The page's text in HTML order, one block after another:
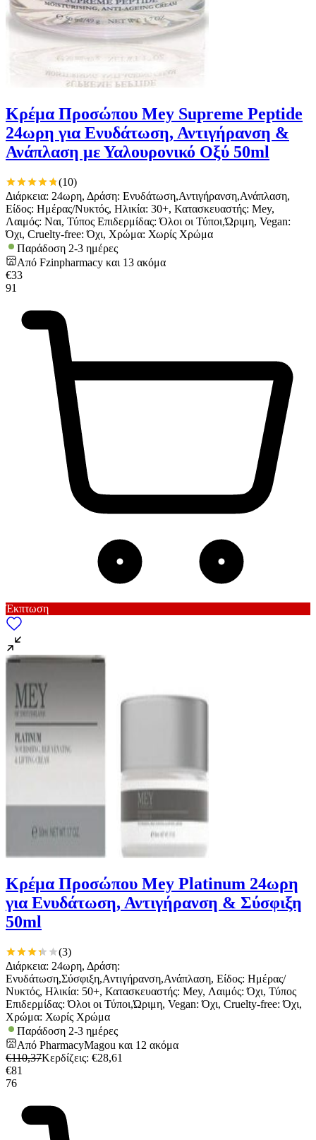
Κρέμα Προσώπου Mey Supreme Peptide
24ωρη για Ενυδάτωση, Αντιγήρανση &
Ανάπλαση με Υαλουρονικό Οξύ 50ml
(10)
Διάρκεια: 24ωρη, Δράση: Ενυδάτωση,Αντιγήρανση,Ανάπλαση,
Είδος: Ημέρας/Νυκτός, Ηλικία: 30+, Κατασκευαστής: Mey,
Λαιμός: Ναι, Τύπος Επιδερμίδας: Όλοι οι Τύποι,Ώριμη, Vegan:
Όχι, Cruelty-free: Όχι, Χρώμα: Χωρίς Χρώμα
Παράδοση 2-3 ημέρες
Από Fzinpharmacy και 13 ακόμα
€33
91
Έκπτωση
Κρέμα Προσώπου Mey Platinum 24ωρη
για Ενυδάτωση, Αντιγήρανση & Σύσφιξη
50ml
(3)
Διάρκεια: 24ωρη, Δράση:
Ενυδάτωση,Σύσφιξη,Αντιγήρανση,Ανάπλαση, Είδος: Ημέρας/
Νυκτός, Ηλικία: 50+, Κατασκευαστής: Mey, Λαιμός: Όχι, Τύπος
Επιδερμίδας: Όλοι οι Τύποι,Ώριμη, Vegan: Όχι, Cruelty-free: Όχι,
Χρώμα: Χωρίς Χρώμα
Παράδοση 2-3 ημέρες
Από PharmacyMagou και 12 ακόμα
€110,37Κερδίζεις: €28,61
€81
76